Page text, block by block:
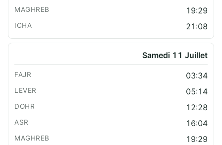
19:29
21:08
Samedi 11 Juillet
03:34
05:14
12:28
16:04
19:29